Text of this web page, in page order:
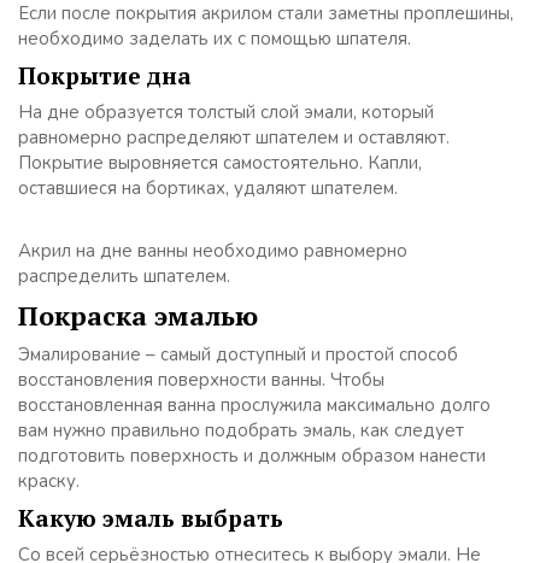
Если после покрытия акрилом стали заметны проплешины,
необходимо заделать их с помощью шпателя.
Покрытие дна
На дне образуется толстый слой эмали, который
равномерно распределяют шпателем и оставляют.
Покрытие выровняется самостоятельно. Капли,
оставшиеся на бортиках, удаляют шпателем.
Акрил на дне ванны необходимо равномерно
распределить шпателем.
Покраска эмалью
Эмалирование – самый доступный и простой способ
восстановления поверхности ванны. Чтобы
восстановленная ванна прослужила максимально долго
вам нужно правильно подобрать эмаль, как следует
подготовить поверхность и должным образом нанести
краску.
Какую эмаль выбрать
Со всей серьёзностью отнеситесь к выбору эмали. Не